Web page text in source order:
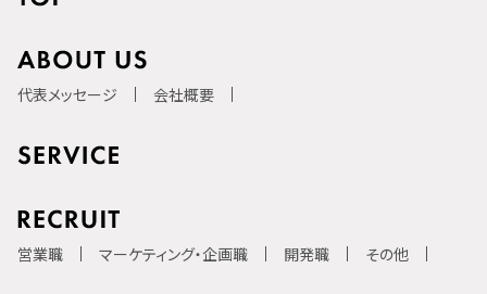
代表メッセージ 会社概要
営業職 マーケティング・企画職 開発職 その他